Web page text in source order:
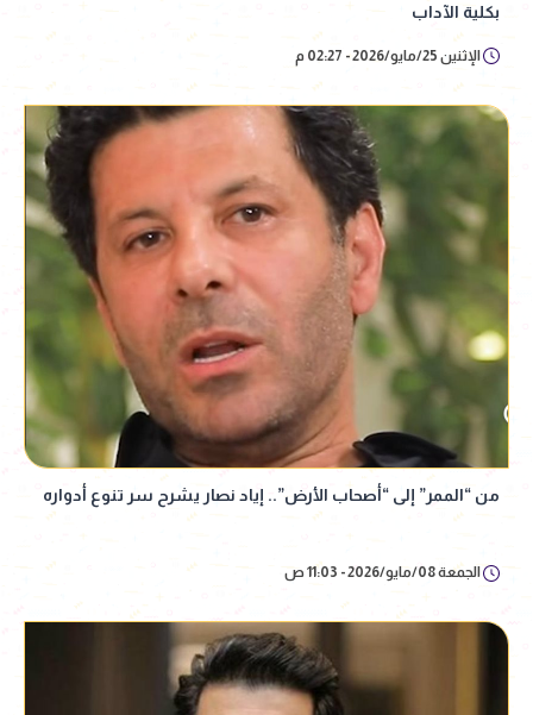
بكلية الآداب
الإثنين 25/مايو/2026 - 02:27 م
من “الممر” إلى “أصحاب الأرض”.. إياد نصار يشرح سر تنوع أدواره
الجمعة 08/مايو/2026 - 11:03 ص